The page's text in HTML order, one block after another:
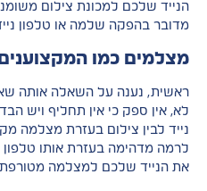
הנייד שלכם למכונת צילום
מדובר בהפקה שלמה או טלפון
מצלמים כמו
ראשית, נענה על השאלה אותה
לא, אין ספק כי אין תחליף ויש
נייד לבין צילום בעזרת מצלמה
לרמה מדהימה בעזרת אותו טלפון
את הנייד שלכם למצלמה